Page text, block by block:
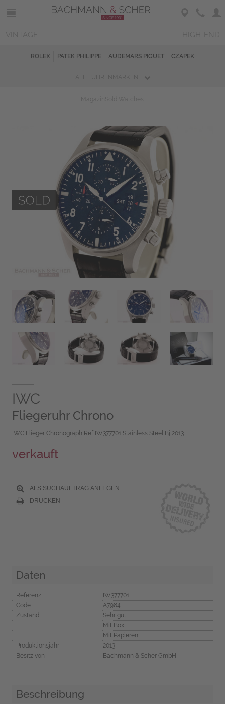
ROLEX PATEK PHILIPPE AUDEMARS PIGUET CZAPEK
IWC
Fliegeruhr Chrono
IWC Flieger Chronograph Ref IW377701 Stainless Steel Bj 2013
verkauft
ALS SUCHAUFTRAG ANLEGEN
DRUCKEN
Daten
Referenz
IW377701
Code
A7984
Zustand
Sehr gut
Mit Box
Mit Papieren
Produktionsjahr
2013
Besitz von
Bachmann & Scher GmbH
Beschreibung